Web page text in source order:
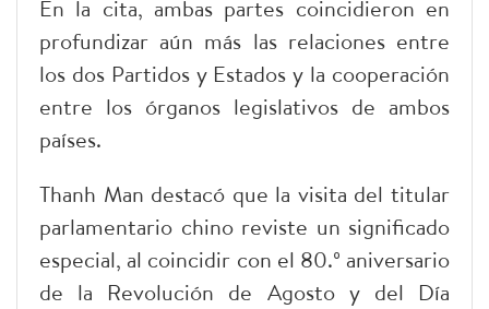
En la cita, ambas partes coincidieron en
profundizar aún más las relaciones entre
los dos Partidos y Estados y la cooperación
entre los órganos legislativos de ambos
países.
Thanh Man destacó que la visita del titular
parlamentario chino reviste un significado
especial, al coincidir con el 80.º aniversario
de la Revolución de Agosto y del Día